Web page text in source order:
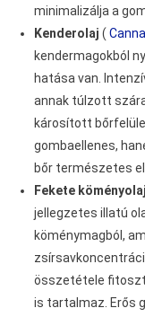
minimalizálja a
Kenderolaj (
kendermagokból
hatása van.
annak túlzott
károsított
gombaellenes,
bőr természetes
Fekete köményolaj
jellegzetes illatú
köménymagból,
összetétele
is tartalmaz. Erős